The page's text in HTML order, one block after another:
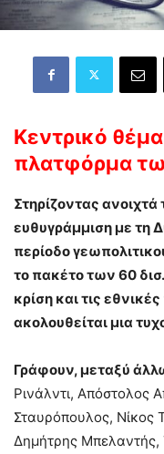
Κεντρικό
πλατφόρμα
Στηρίζοντας
ευθυγράμμιση με τη
περίοδο
το πακέτο των 60
κρίση και τις
ακολουθείται μια
Γράφουν, μεταξύ
Ρινάλντι, Απόστολος
Σταυρόπουλος, Νίκος
Δημήτρης